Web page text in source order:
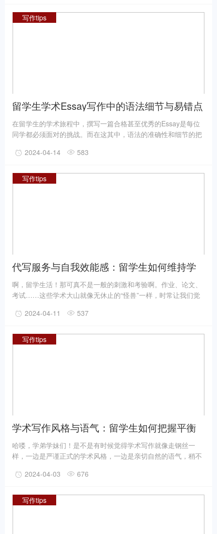
写作tips
留学生学术Essay写作中的语法细节与易错点
剖析
在留学生的学术旅程中，撰写一篇合格甚至优秀的Essay是每位
同学都必须面对的挑战。而在这其中，语法的准确性和细节的把
Essay写作中常犯的语法错误，并提供相应的纠正建议。
2024-04-14 583
写作tips
代写服务与自我效能感：留学生如何维持学
习动力
啊，留学生活！那可真不是一般的刺激和考验啊。作业、论文、
考试……这些学术大山就像无休止的“怪兽”一样，时常让我们觉
同潮水般汹涌而来时，你是否也曾感到自己的大脑仿佛被“冻
留学生活中其实是非常普遍的。毕竟，我们不仅要面对全新的学
2024-04-11 537
写作tips
学术写作风格与语气：留学生如何把握平衡
哈喽，学弟学妹们！是不是有时候觉得学术写作就像走钢丝一
样，一边是严谨正式的学术风格，一边是亲切自然的语气，稍不
经验，让你们在学术写作的路上走得稳稳当当！
2024-04-03 676
写作tips